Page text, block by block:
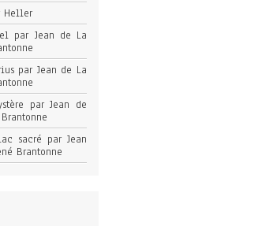
Heller
par Jean de La
par Jean de La
par Jean de
sacré par Jean
Brantonne